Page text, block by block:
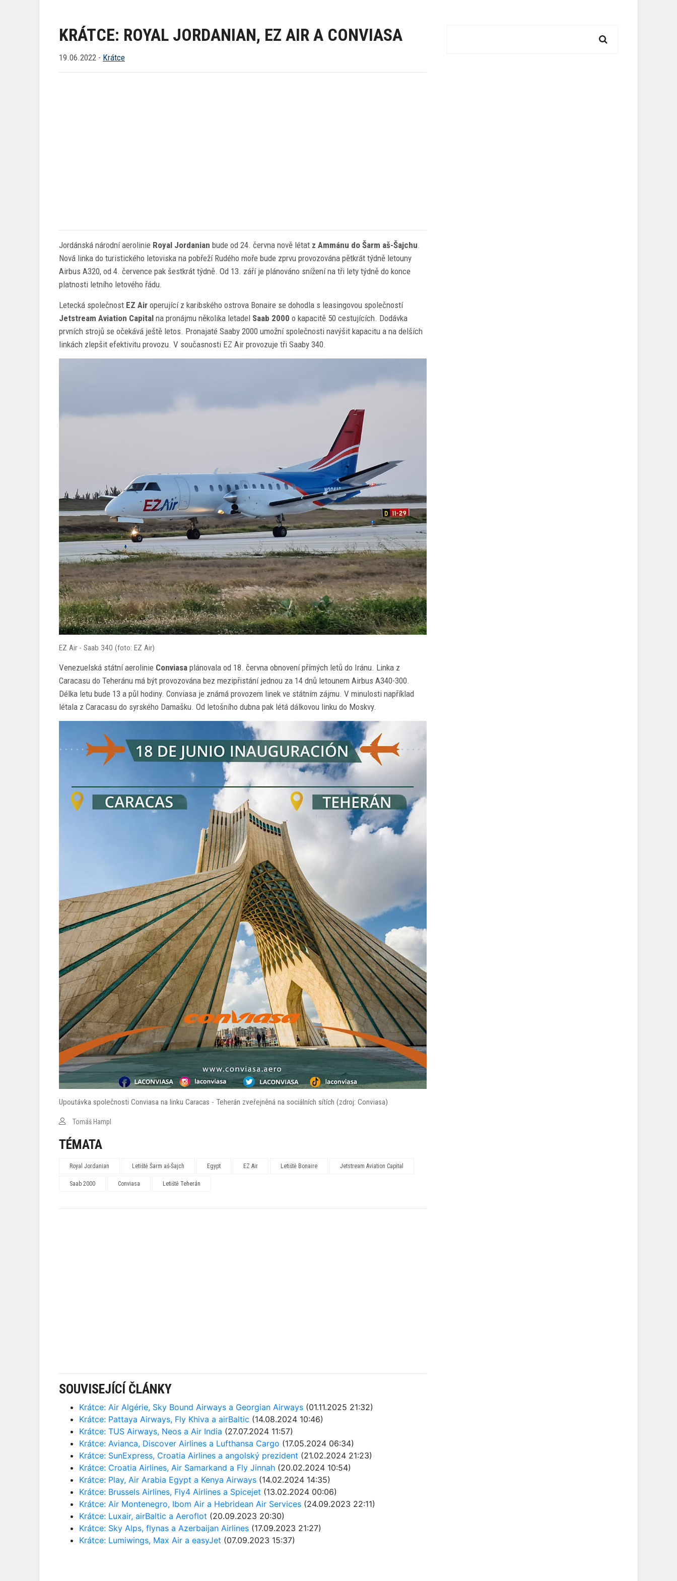
KRÁTCE: ROYAL JORDANIAN, EZ AIR A CONVIASA
19.06.2022 - Krátce
Jordánská národní aerolinie Royal Jordanian bude od 24. června nově létat z Ammánu do Šarm aš-Šajchu.
Nová linka do turistického letoviska na pobřeží Rudého moře bude zprvu provozována pětkrát týdně letouny
Airbus A320, od 4. července pak šestkrát týdně. Od 13. září je plánováno snížení na tři lety týdně do konce
platnosti letního letového řádu.
Letecká společnost EZ Air operující z karibského ostrova Bonaire se dohodla s leasingovou společností
Jetstream Aviation Capital na pronájmu několika letadel Saab 2000 o kapacitě 50 cestujících. Dodávka
prvních strojů se očekává ještě letos. Pronajaté Saaby 2000 umožní společnosti navýšit kapacitu a na delších
linkách zlepšit efektivitu provozu. V současnosti EZ Air provozuje tři Saaby 340.
EZ Air - Saab 340 (foto: EZ Air)
Venezuelská státní aerolinie Conviasa plánovala od 18. června obnovení přímých letů do Iránu. Linka z
Caracasu do Teheránu má být provozována bez mezipřistání jednou za 14 dnů letounem Airbus A340-300.
Délka letu bude 13 a půl hodiny. Conviasa je známá provozem linek ve státním zájmu. V minulosti například
létala z Caracasu do syrského Damašku. Od letošního dubna pak létá dálkovou linku do Moskvy.
Upoutávka společnosti Conviasa na linku Caracas - Teherán zveřejněná na sociálních sítích (zdroj: Conviasa)
Tomáš Hampl
TÉMATA
Royal Jordanian Letiště Šarm aš-Šajch Egypt EZ Air Letiště Bonaire Jetstream Aviation Capital
Saab 2000 Conviasa Letiště Teherán
SOUVISEJÍCÍ ČLÁNKY
Krátce: Air Algérie, Sky Bound Airways a Georgian Airways (01.11.2025 21:32)
Krátce: Pattaya Airways, Fly Khiva a airBaltic (14.08.2024 10:46)
Krátce: TUS Airways, Neos a Air India (27.07.2024 11:57)
Krátce: Avianca, Discover Airlines a Lufthansa Cargo (17.05.2024 06:34)
Krátce: SunExpress, Croatia Airlines a angolský prezident (21.02.2024 21:23)
Krátce: Croatia Airlines, Air Samarkand a Fly Jinnah (20.02.2024 10:54)
Krátce: Play, Air Arabia Egypt a Kenya Airways (14.02.2024 14:35)
Krátce: Brussels Airlines, Fly4 Airlines a Spicejet (13.02.2024 00:06)
Krátce: Air Montenegro, Ibom Air a Hebridean Air Services (24.09.2023 22:11)
Krátce: Luxair, airBaltic a Aeroflot (20.09.2023 20:30)
Krátce: Sky Alps, flynas a Azerbaijan Airlines (17.09.2023 21:27)
Krátce: Lumiwings, Max Air a easyJet (07.09.2023 15:37)